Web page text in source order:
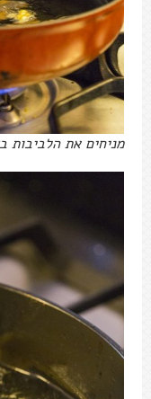
מניחים את הלביבות